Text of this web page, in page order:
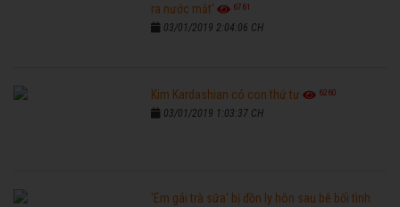
ra nước mắt'
6761
03/01/2019 2:04:06 CH
Kim Kardashian có con thứ tư 6260
03/01/2019 1:03:37 CH
'Em gái trà sữa' bị đồn ly hôn sau bê bối tình